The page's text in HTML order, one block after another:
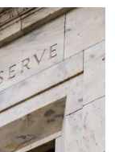
07-08-2026
παρόχου